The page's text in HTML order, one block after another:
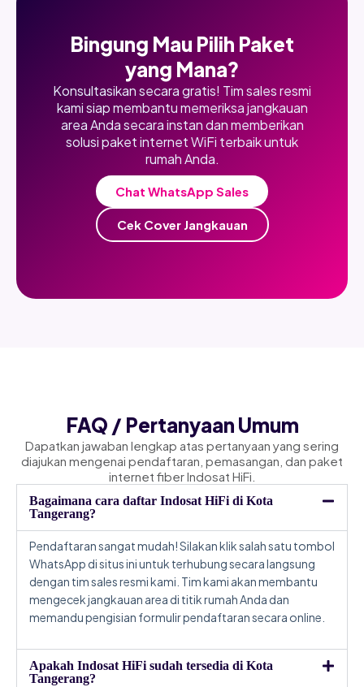
Bingung Mau Pilih Paket
yang Mana?
Konsultasikan secara gratis! Tim sales resmi
kami siap membantu memeriksa jangkauan
area Anda secara instan dan memberikan
solusi paket internet WiFi terbaik untuk
rumah Anda.
Chat WhatsApp Sales
Cek Cover Jangkauan
FAQ / Pertanyaan Umum
Dapatkan jawaban lengkap atas pertanyaan yang sering
diajukan mengenai pendaftaran, pemasangan, dan paket
internet fiber Indosat HiFi.
Bagaimana cara daftar Indosat HiFi di Kota
Tangerang?
Pendaftaran sangat mudah! Silakan klik salah satu tombol
WhatsApp di situs ini untuk terhubung secara langsung
dengan tim sales resmi kami. Tim kami akan membantu
mengecek jangkauan area di titik rumah Anda dan
memandu pengisian formulir pendaftaran secara online.
Apakah Indosat HiFi sudah tersedia di Kota
Tangerang?